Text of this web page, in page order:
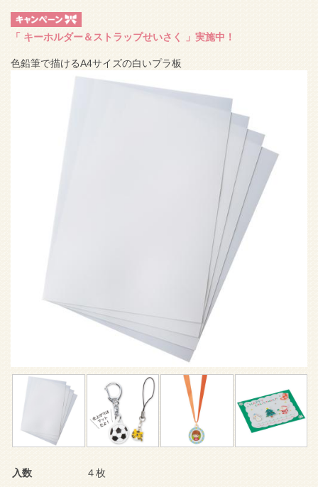
「 キーホルダー＆ストラップせいさく 」実施中！
色鉛筆で描けるA4サイズの白いプラ板
入数 ４枚